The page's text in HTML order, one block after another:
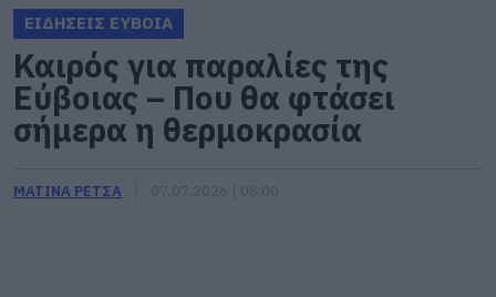
ΕΙΔΗΣΕΙΣ ΕΥΒΟΙΑ
Καιρός για παραλίες της
Εύβοιας – Που θα φτάσει
σήμερα η θερμοκρασία
ΜΑΤΙΝΑ ΡΕΤΣΑ